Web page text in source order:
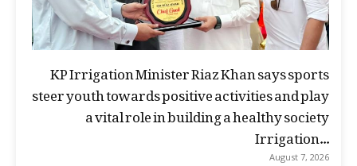
KP Irrigation Minister Riaz Khan says sports
steer youth towards positive activities and play
a vital role in building a healthy society
Irrigation...
August 7, 2026